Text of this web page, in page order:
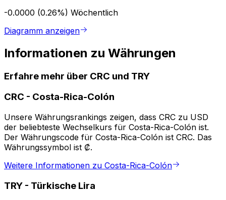
-0.0000 (0.26%) Wöchentlich
Diagramm anzeigen
Informationen zu Währungen
Erfahre mehr über CRC und TRY
CRC - Costa-Rica-Colón
Unsere Währungsrankings zeigen, dass CRC zu USD
der beliebteste Wechselkurs für Costa-Rica-Colón ist.
Der Währungscode für Costa-Rica-Colón ist CRC. Das
Währungssymbol ist ₡.
Weitere Informationen zu Costa-Rica-Colón
TRY - Türkische Lira